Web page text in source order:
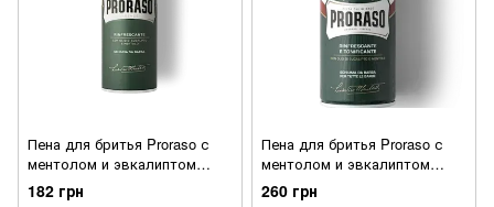
Пена для бритья Proraso с
ментолом и эвкалиптом
(зеленая серия), 100 мл
182 грн
Пена для бритья Proraso с
ментолом и эвкалиптом
(зеленая серия), 300 мл
260 грн